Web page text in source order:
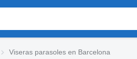
Viseras parasoles en Barcelona